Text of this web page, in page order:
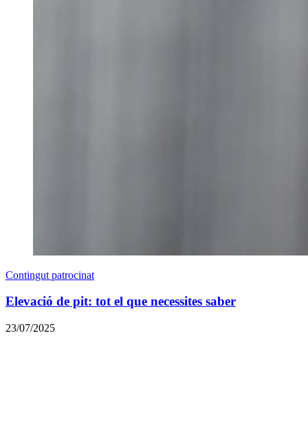
Contingut patrocinat
Elevació de pit: tot el que necessites saber
23/07/2025